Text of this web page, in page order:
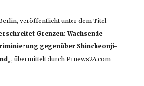
veröffentlicht unter dem Titel
Grenzen: Wachsende
gegenüber Shincheonji-
„, übermittelt durch Prnews24.com